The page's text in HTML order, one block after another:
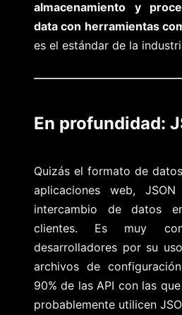
almacenamiento y
data con herramientas
es el estándar de la
En profundidad:
Quizás el formato de
aplicaciones web,
intercambio de datos
clientes. Es muy
desarrolladores por su
archivos de
90% de las API con las
probablemente utilicen